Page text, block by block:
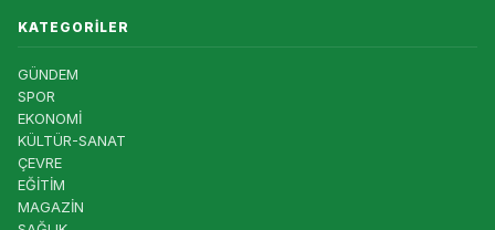
KATEGORILER
GÜNDEM
SPOR
EKONOMİ
KÜLTÜR-SANAT
ÇEVRE
EĞİTİM
MAGAZİN